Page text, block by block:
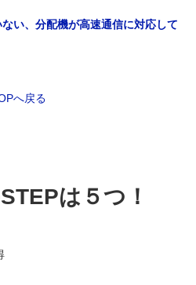
い、分配機が高速通信に対応して
へ戻る
は５つ！